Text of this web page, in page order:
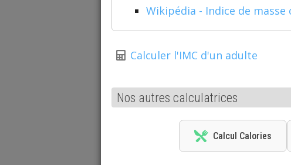
Wikipédia - Indice de masse
Calculer l'IMC d'un adulte
Nos autres calculatrices
Calcul Calories